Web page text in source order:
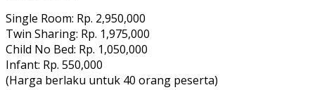
Single Room: Rp. 2,950,000
Twin Sharing: Rp. 1,975,000
Child No Bed: Rp. 1,050,000
Infant: Rp. 550,000
(Harga berlaku untuk 40 orang peserta)